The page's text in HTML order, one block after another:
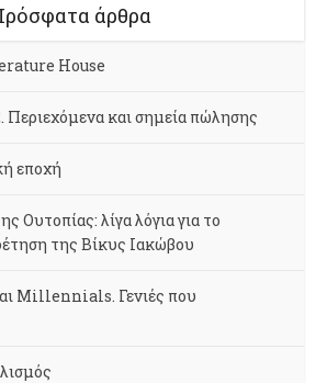
άρθρα
House
Περιεχόμενα και σημεία πώλησης
εποχή
Ουτοπίας: λίγα λόγια για το
της Βίκυς Ιακώβου
Millennials. Γενιές που